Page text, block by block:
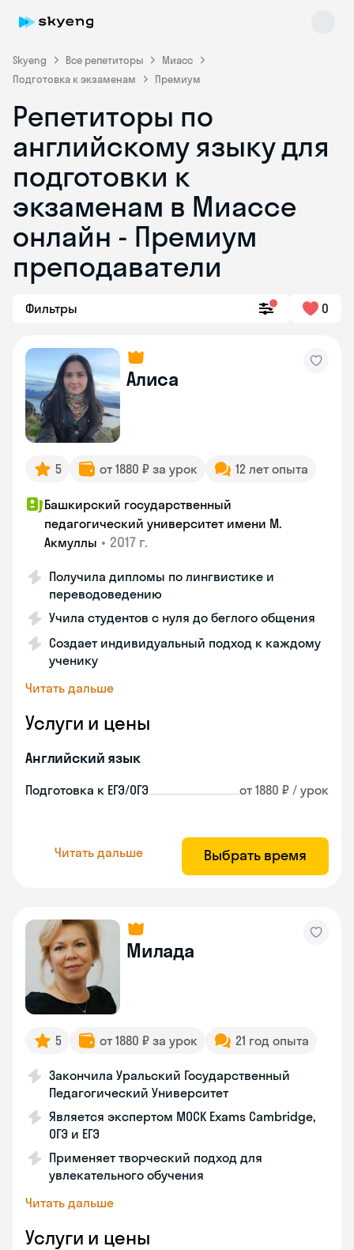
Skyeng Все репетиторы
Миасс
Подготовка к экзаменам
Премиум
Репетиторы по
английскому языку для
подготовки к
экзаменам в Миассе
онлайн - Премиум
преподаватели
Фильтры 0
Алиса
5 от 1880 ₽ за урок 12 лет опыта
Башкирский государственный
педагогический университет имени М.
Акмуллы • 2017 г.
Получила дипломы по лингвистике и
переводоведению
Учила студентов с нуля до беглого общения
Создает индивидуальный подход к каждому
ученику
Читать дальше
Услуги и цены
Английский язык
Подготовка к ЕГЭ/ОГЭ от 1880 ₽ / урок
Читать дальше Выбрать время
Милада
5 от 1880 ₽ за урок 21 год опыта
Закончила Уральский Государственный
Педагогический Университет
Является экспертом MOCK Exams Cambridge,
ОГЭ и ЕГЭ
Применяет творческий подход для
увлекательного обучения
Читать дальше
Услуги и цены
Skyeng Chat